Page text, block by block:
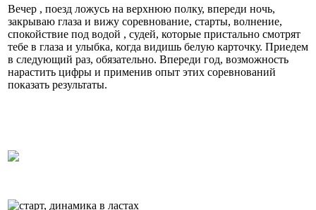
Вечер , поезд ложусь на верхнюю полку, впереди ночь,
закрываю глаза и вижу соревнование, старты, волнение,
спокойствие под водой , судей, которые пристально смотрят
тебе в глаза и улыбка, когда видишь белую карточку. Приедем
в следующий раз, обязательно. Впереди год, возможность
нарастить цифры и применив опыт этих соревнований
показать результаты.